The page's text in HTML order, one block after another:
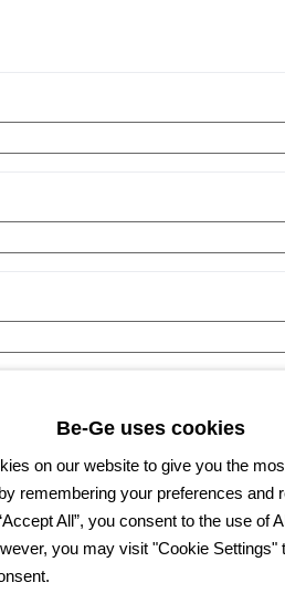
Be-Ge uses cookies
on our website to give you the
remembering your preferences and
All”, you consent to the use of
you may visit "Cookie Settings"